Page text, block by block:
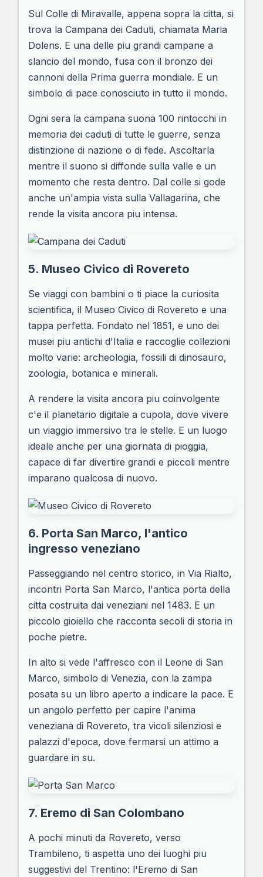
Sul Colle di Miravalle, appena sopra la citta, si
trova la Campana dei Caduti, chiamata Maria
Dolens. E una delle piu grandi campane a
slancio del mondo, fusa con il bronzo dei
cannoni della Prima guerra mondiale. E un
simbolo di pace conosciuto in tutto il mondo.
Ogni sera la campana suona 100 rintocchi in
memoria dei caduti di tutte le guerre, senza
distinzione di nazione o di fede. Ascoltarla
mentre il suono si diffonde sulla valle e un
momento che resta dentro. Dal colle si gode
anche un'ampia vista sulla Vallagarina, che
rende la visita ancora piu intensa.
5. Museo Civico di Rovereto
Se viaggi con bambini o ti piace la curiosita
scientifica, il Museo Civico di Rovereto e una
tappa perfetta. Fondato nel 1851, e uno dei
musei piu antichi d'Italia e raccoglie collezioni
molto varie: archeologia, fossili di dinosauro,
zoologia, botanica e minerali.
A rendere la visita ancora piu coinvolgente
c'e il planetario digitale a cupola, dove vivere
un viaggio immersivo tra le stelle. E un luogo
ideale anche per una giornata di pioggia,
capace di far divertire grandi e piccoli mentre
imparano qualcosa di nuovo.
6. Porta San Marco, l'antico
ingresso veneziano
Passeggiando nel centro storico, in Via Rialto,
incontri Porta San Marco, l'antica porta della
citta costruita dai veneziani nel 1483. E un
piccolo gioiello che racconta secoli di storia in
poche pietre.
In alto si vede l'affresco con il Leone di San
Marco, simbolo di Venezia, con la zampa
posata su un libro aperto a indicare la pace. E
un angolo perfetto per capire l'anima
veneziana di Rovereto, tra vicoli silenziosi e
palazzi d'epoca, dove fermarsi un attimo a
guardare in su.
7. Eremo di San Colombano
A pochi minuti da Rovereto, verso
Trambileno, ti aspetta uno dei luoghi piu
suggestivi del Trentino: l'Eremo di San